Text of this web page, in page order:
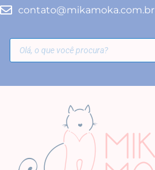
contato@mikamoka.com.br